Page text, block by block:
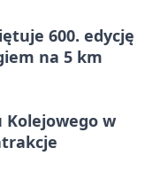
600. edycję
na 5 km
Kolejowego w